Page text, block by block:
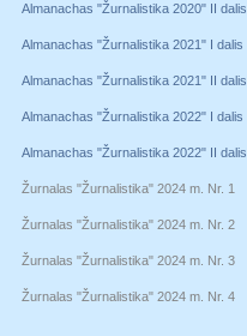
Almanachas "Žurnalistika 2020" II dalis
Almanachas "Žurnalistika 2021" I dalis
Almanachas "Žurnalistika 2021" II dalis
Almanachas "Žurnalistika 2022" I dalis
Almanachas "Žurnalistika 2022" II dalis
Žurnalas "Žurnalistika" 2024 m. Nr. 1
Žurnalas "Žurnalistika" 2024 m. Nr. 2
Žurnalas "Žurnalistika" 2024 m. Nr. 3
Žurnalas "Žurnalistika" 2024 m. Nr. 4